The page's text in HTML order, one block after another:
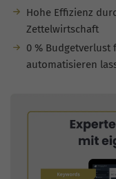
Hohe Effizienz
Zettelwirtschaft
0 % Budgetverlust
automatisieren